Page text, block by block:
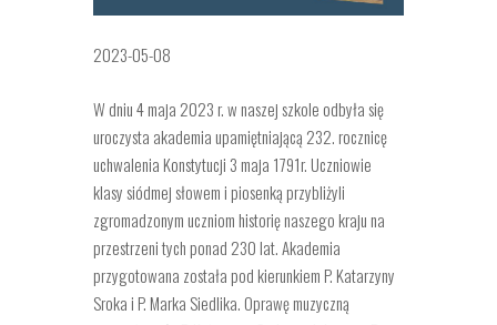
2023-05-08
W dniu 4 maja 2023 r. w naszej szkole odbyła się
uroczysta akademia upamiętniającą 232. rocznicę
uchwalenia Konstytucji 3 maja 1791r. Uczniowie
klasy siódmej słowem i piosenką przybliżyli
zgromadzonym uczniom historię naszego kraju na
przestrzeni tych ponad 230 lat. Akademia
przygotowana została pod kierunkiem P. Katarzyny
Sroka i P. Marka Siedlika. Oprawę muzyczną